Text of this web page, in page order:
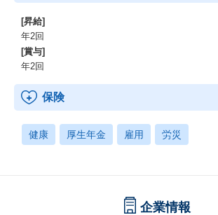
私たちはAIを千載一遇のチャンスと捉え、その
き出すことが重要だと考えています。
今年はプロダクトマネジメント組織としてチー
すが、AIのさらなる進化によってはその体制自
そう感じており、来年度にはAI前提の新たな開
ある「バイブネイティブ組織」へと刷新してい
【AI駆動開発を本格化】
これは、CTOが1人で1ヶ月間にプルリクエスト
[昇給]
年2回
[賞与]
年2回
保険
健康 厚生年金 雇用 労災
企業情報